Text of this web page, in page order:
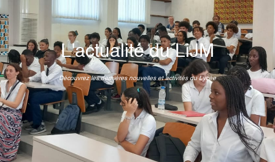
L'actualité du LiJM
Découvrez les dernières nouvelles et activités du Lycée